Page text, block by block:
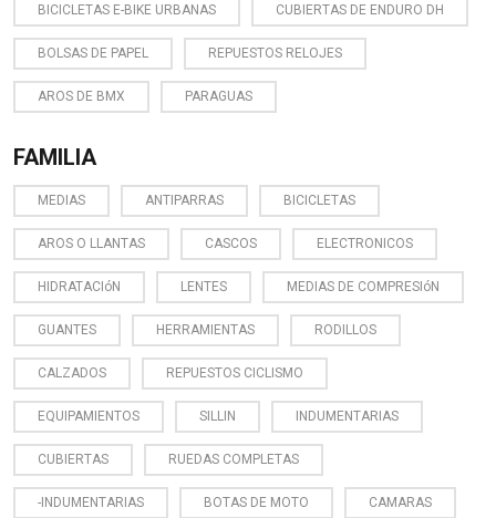
BICICLETAS E-BIKE URBANAS CUBIERTAS DE ENDURO DH
BOLSAS DE PAPEL REPUESTOS RELOJES
AROS DE BMX PARAGUAS
FAMILIA
MEDIAS ANTIPARRAS BICICLETAS
AROS O LLANTAS CASCOS ELECTRONICOS
HIDRATACIóN LENTES MEDIAS DE COMPRESIóN
GUANTES HERRAMIENTAS RODILLOS
CALZADOS REPUESTOS CICLISMO
EQUIPAMIENTOS SILLIN INDUMENTARIAS
CUBIERTAS RUEDAS COMPLETAS
-INDUMENTARIAS BOTAS DE MOTO CAMARAS